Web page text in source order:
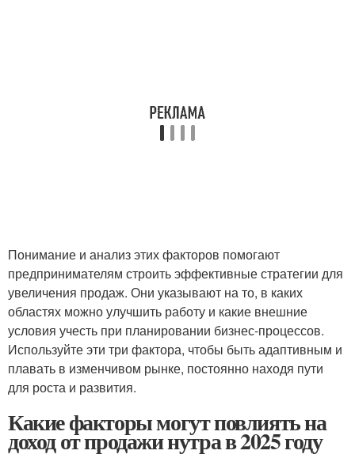
Понимание и анализ этих факторов помогают
предпринимателям строить эффективные стратегии для
увеличения продаж. Они указывают на то, в каких
областях можно улучшить работу и какие внешние
условия учесть при планировании бизнес-процессов.
Используйте эти три фактора, чтобы быть адаптивным и
плавать в изменчивом рынке, постоянно находя пути
для роста и развития.
Какие факторы могут повлиять на
доход от продажи нутра в 2025 году